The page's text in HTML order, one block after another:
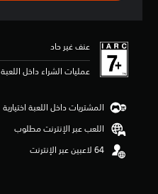
م
ا
ت
عنف غير حاد
عمليات الشراء داخل اللعبة
المشتريات داخل اللعبة اختيارية
اللعب عبر الإنترنت مطلوب